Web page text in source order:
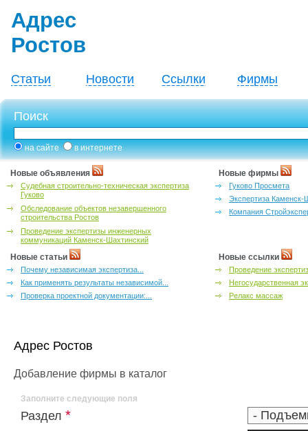
Адрес
Ростов
Статьи Новости Ссылки Фирмы
Поиск
на сайте в интернете
Новые объявления
Судебная строительно-техническая экспертиза
Гуково
Обследование объектов незавершенного
строительства Ростов
Проведение экспертизы инженерных
коммуникаций Каменск-Шахтинский
Новые фирмы
Гуково Просмета
Экспертиза Каменск-
Компания
Новые статьи
Почему независимая экспертиза...
Как применять результаты независимой...
Проверка проектной документации:...
Новые ссылки
Проведение
Негосударственная
Релакс массаж
Адрес Ростов
Добавление фирмы в каталог
Заполните следующие поля
Раздел *